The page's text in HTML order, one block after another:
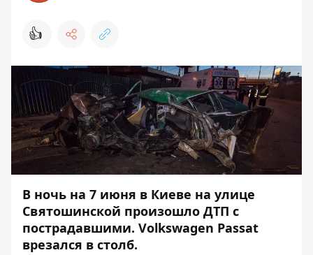
👍
В ночь на 7 июня в Киеве на улице
Святошинской произошло ДТП с
пострадавшими. Volkswagen Passat
врезался в столб.